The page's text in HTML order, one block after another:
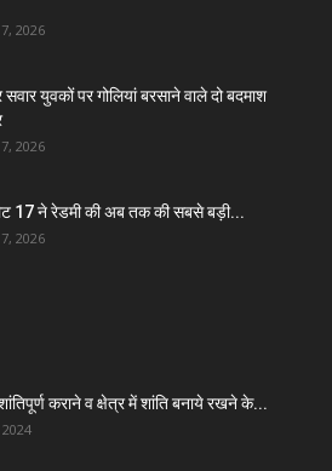
2026
सवार युवकों पर गोलियां बरसाने वाले दो बदमाश
2026
17 ने रेडमी की अब तक की सबसे बड़ी...
2026
कराने व क्षेत्र में शांति बनाये रखने के...